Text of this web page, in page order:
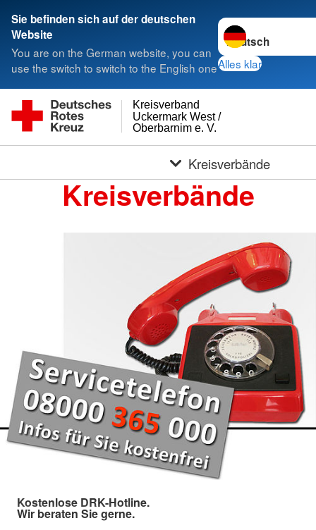
Sie befinden sich auf der deutschen
Website
You are on the German website, you can
use the switch to switch to the English one
Sprache wechseln
Alles klar
Oberbarnim e. V.
Uckermark West /
Kreisverband
Kreisverbände
Kreisverbände
Kostenlose DRK-Hotline.
Wir beraten Sie gerne.